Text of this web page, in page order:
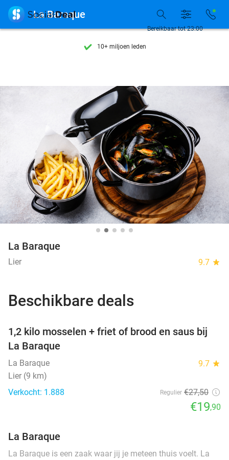
7 dagen per week beschikbaar
10+ miljoen leden
7 dagen per week beschikbaar
10+ miljoen leden
Bereikbaar tot 23:00
 La Baraque
La Baraque
Lier 9.7 star
Beschikbare deals
1,2 kilo mosselen + friet of brood en saus bij
La Baraque
La Baraque 9.7 star
Lier (9 km)
Verkocht: 1.888
Regulier €27,50
€19,90
La Baraque
La Baraque is een zaak waar jij je meteen thuis voelt. La